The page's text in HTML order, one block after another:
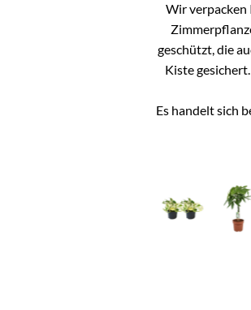
Wir verpacken
geschützt, die
Kiste
Es handelt sich